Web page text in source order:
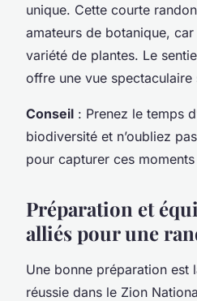
unique. Cette courte
amateurs de botanique,
variété de plantes. Le
offre une vue spectaculaire
Conseil : Prenez le temps
biodiversité et n’oubliez
pour capturer ces
Préparation et
alliés pour une
Une bonne préparation est
réussie dans le Zion